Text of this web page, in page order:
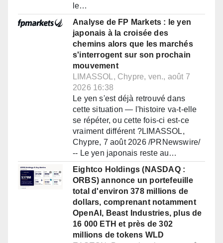
le…
Analyse de FP Markets : le yen
japonais à la croisée des
chemins alors que les marchés
s'interrogent sur son prochain
mouvement
LIMASSOL, Chypre, ven., août 7
2026 16:38
Le yen s'est déjà retrouvé dans
cette situation — l'histoire va-t-elle
se répéter, ou cette fois-ci est-ce
vraiment différent ?LIMASSOL,
Chypre, 7 août 2026 /PRNewswire/
-- Le yen japonais reste au…
Eightco Holdings (NASDAQ :
ORBS) annonce un portefeuille
total d'environ 378 millions de
dollars, comprenant notamment
OpenAI, Beast Industries, plus de
16 000 ETH et près de 302
millions de tokens WLD